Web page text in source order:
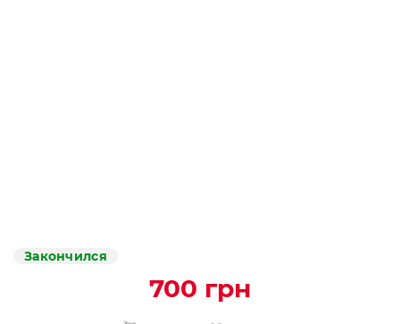
Закончился
700 грн